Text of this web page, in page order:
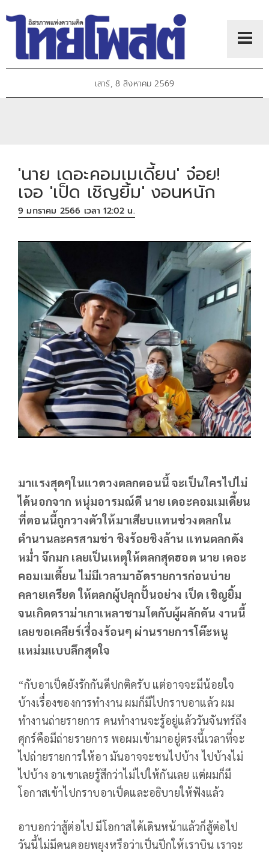
เสาร์, 8 สิงหาคม 2569
'นาย เดอะคอมเมเดี้ยน' จ๋อย!
เจอ 'เป็ด เชิญยิ้ม' งอนหนัก
9 มกราคม 2566 เวลา 12:02 น.
มาแรงสุดๆในแวดวงตลกตอนนี้ จะเป็นใครไปไม่
ได้นอกจาก หนุ่มอารมณ์ดี นาย เดอะคอมเมเดี้ยน
ที่ตอนนี้ถูกวางตัวให้มาเสียบแทนช่วงตลกใน
ตำนานละครสามช่า ชิงร้อยชิงล้าน แทนตลกดัง
หม่ำ จ๊กมก เลยเป็นเหตุให้ตลกสุดฮอต นาย เดอะ
คอมเมเดี้ยน ไม่มีเวลามาอัดรายการก่อนบ่าย
คลายเครียด ให้ตลกผู้ปลุกปั้นอย่าง เป็ด เชิญยิ้ม
จนเกิดดราม่าเกาเหลาชามโตกับผู้ผลักดัน งานนี้
เลยขอเคลียร์เรื่องร้อนๆ ผ่านรายการโต๊ะหนู
แหม่มแบบลึกสุดใจ
“กับอาเป็ดยังรักกันดีปกติครับ แต่อาจจะมีน้อยใจ
บ้างเรื่องของการทำงาน ผมก็มีไปกราบอาแล้ว ผม
ทำงานถ่ายรายการ คนทำงานจะรู้อยู่แล้ววันจันทร์ถึง
ศุกร์คือมีถ่ายรายการ พอผมเข้ามาอยู่ตรงนี้เวลาที่จะ
ไปถ่ายรายการให้อา มันอาจจะชนไปบ้าง ไปบ้างไม่
ไปบ้าง อาเขาเลยรู้สึกว่าไม่ไปให้กันเลย แต่ผมก็มี
โอกาสเข้าไปกราบอาเป็ดและอธิบายให้ฟังแล้ว
อาบอกว่าสู้ต่อไป มีโอกาสได้เดินหน้าแล้วก็สู้ต่อไป
วันนี้ไม่มีคนคอยพยุงหรือว่าเป็นปีกให้เราบิน เราจะ